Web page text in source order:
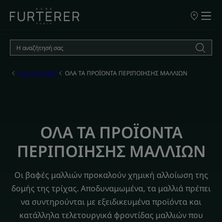
ΣΗΜΕΙΑ
ΜΑΣ
Αρχική σελίδα ΟΛΑ ΤΑ ΠΡΟΪΟΝΤΑ ΠΕΡΙΠΟΙΗΣΗΣ ΜΑΛΛΙΩΝ
ΟΛΑ ΤΑ ΠΡΟΪΟΝΤΑ
ΠΕΡΙΠΟΙΗΣΗΣ ΜΑΛΛΙΩΝ
Οι βαφές μαλλιών προκαλούν χημική αλλοίωση της
δομής της τρίχας. Αποδυναμωμένα, τα μαλλιά πρέπει
να συντηρούνται με εξειδικευμένα προϊόντα και
κατάλληλα τελετουργικά φροντίδας μαλλιών που